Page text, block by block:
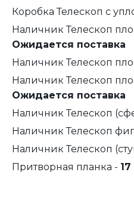
Коробка Телескоп с
Наличник Телескоп
Ожидается поставка
Наличник Телескоп
Наличник Телескоп
Ожидается поставка
Наличник Телескоп
Наличник Телескоп
Наличник Телескоп
Притворная планка -